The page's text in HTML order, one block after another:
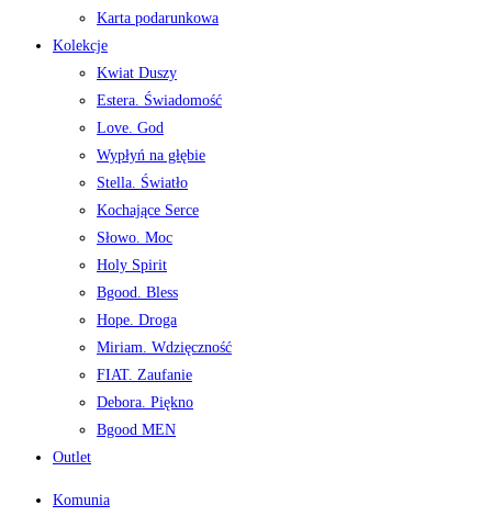
Karta podarunkowa
Kolekcje
Kwiat Duszy
Estera. Świadomość
Love. God
Wypłyń na głębie
Stella. Światło
Kochające Serce
Słowo. Moc
Holy Spirit
Bgood. Bless
Hope. Droga
Miriam. Wdzięczność
FIAT. Zaufanie
Debora. Piękno
Bgood MEN
Outlet
Komunia